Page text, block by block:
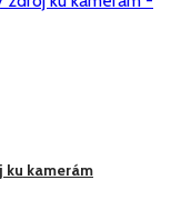
ku kamerám